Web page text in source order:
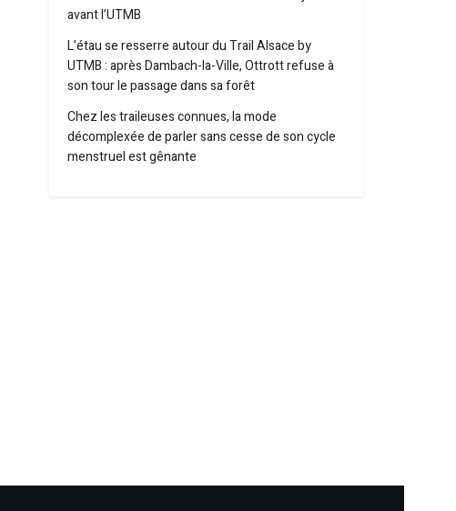
avant l’UTMB
L’étau se resserre autour du Trail Alsace by
UTMB : après Dambach-la-Ville, Ottrott refuse à
son tour le passage dans sa forêt
Chez les traileuses connues, la mode
décomplexée de parler sans cesse de son cycle
menstruel est gênante